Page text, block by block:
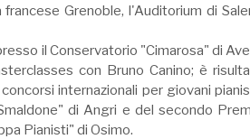
Grenoble, l'Auditorium di
il Conservatorio "Cimarosa" di
con Bruno Canino; è
internazionali per giovani
di Angri e del secondo
Pianisti" di Osimo.